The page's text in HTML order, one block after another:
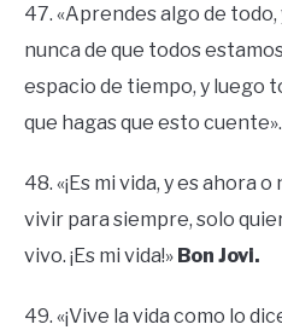
47. «Aprendes algo de
nunca de que todos
espacio de tiempo, y luego
que hagas que esto cuente».
48. «¡Es mi vida, y es ahora
vivir para siempre, solo
vivo. ¡Es mi vida!» Bon Jovi.
49. «¡Vive la vida como lo